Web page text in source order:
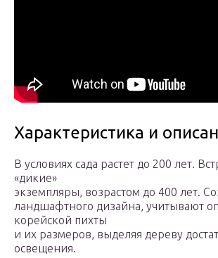
Характеристика и
В условиях сада растет до 200 лет.
«дикие»
экземпляры, возрастом до 400 лет.
ландшафтного дизайна, учитывают
корейской пихты
и их размеров, выделяя дереву
освещения.